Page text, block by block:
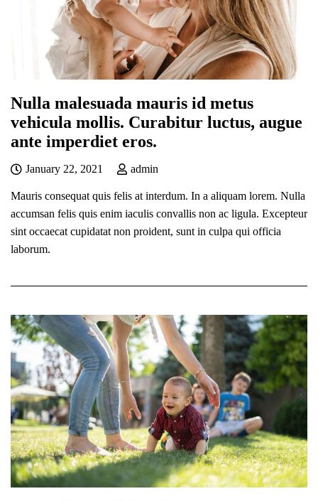
Nulla malesuada mauris id metus
vehicula mollis. Curabitur luctus, augue
ante imperdiet eros.
January 22, 2021 admin
Mauris consequat quis felis at interdum. In a aliquam lorem. Nulla
accumsan felis quis enim iaculis convallis non ac ligula. Excepteur
sint occaecat cupidatat non proident, sunt in culpa qui officia
laborum.